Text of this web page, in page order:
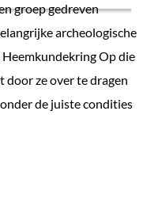
groep gedreven
archeologische
Op die
ze over te dragen
de juiste condities